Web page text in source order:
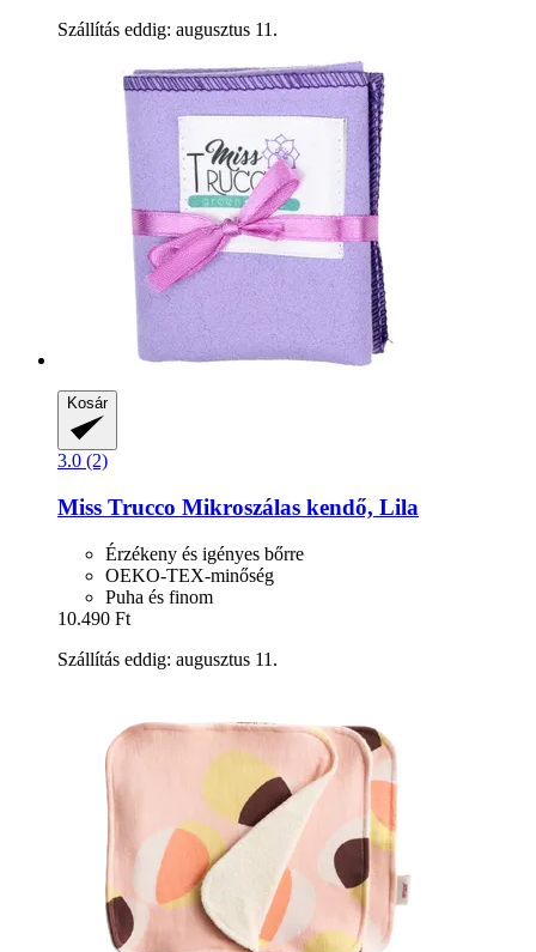
Szállítás eddig: augusztus 11.
Kosár
3.0 (2)
Miss Trucco Mikroszálas kendő, Lila
Érzékeny és igényes bőrre
OEKO-TEX-minőség
Puha és finom
10.490 Ft
Szállítás eddig: augusztus 11.